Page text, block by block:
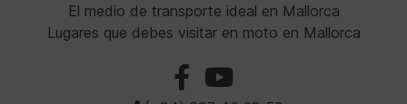
El medio de transporte ideal en Mallorca
Lugares que debes visitar en moto en Mallorca